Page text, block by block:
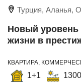
Турция, Аланья,
Новый уровень
жизни в
КВАРТИРА,
1+1